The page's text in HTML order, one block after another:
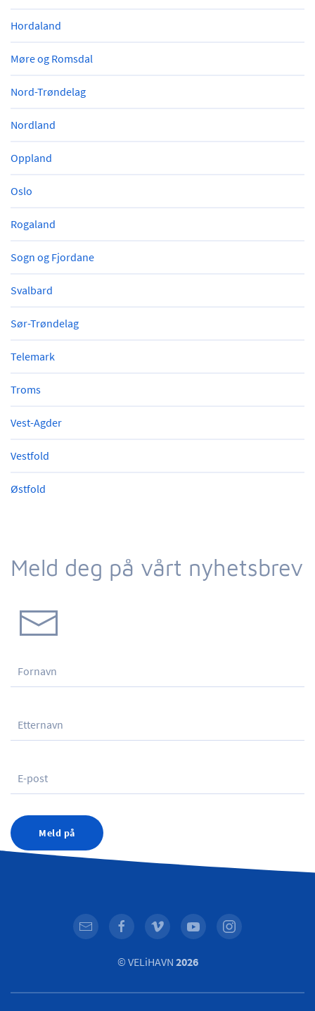
Hordaland
Møre og Romsdal
Nord-Trøndelag
Nordland
Oppland
Oslo
Rogaland
Sogn og Fjordane
Svalbard
Sør-Trøndelag
Telemark
Troms
Vest-Agder
Vestfold
Østfold
Meld deg på vårt nyhetsbrev
Meld på
© VELiHAVN 2026